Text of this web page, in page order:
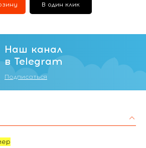
В один клик
Наш канал
в Telegram
Подписаться